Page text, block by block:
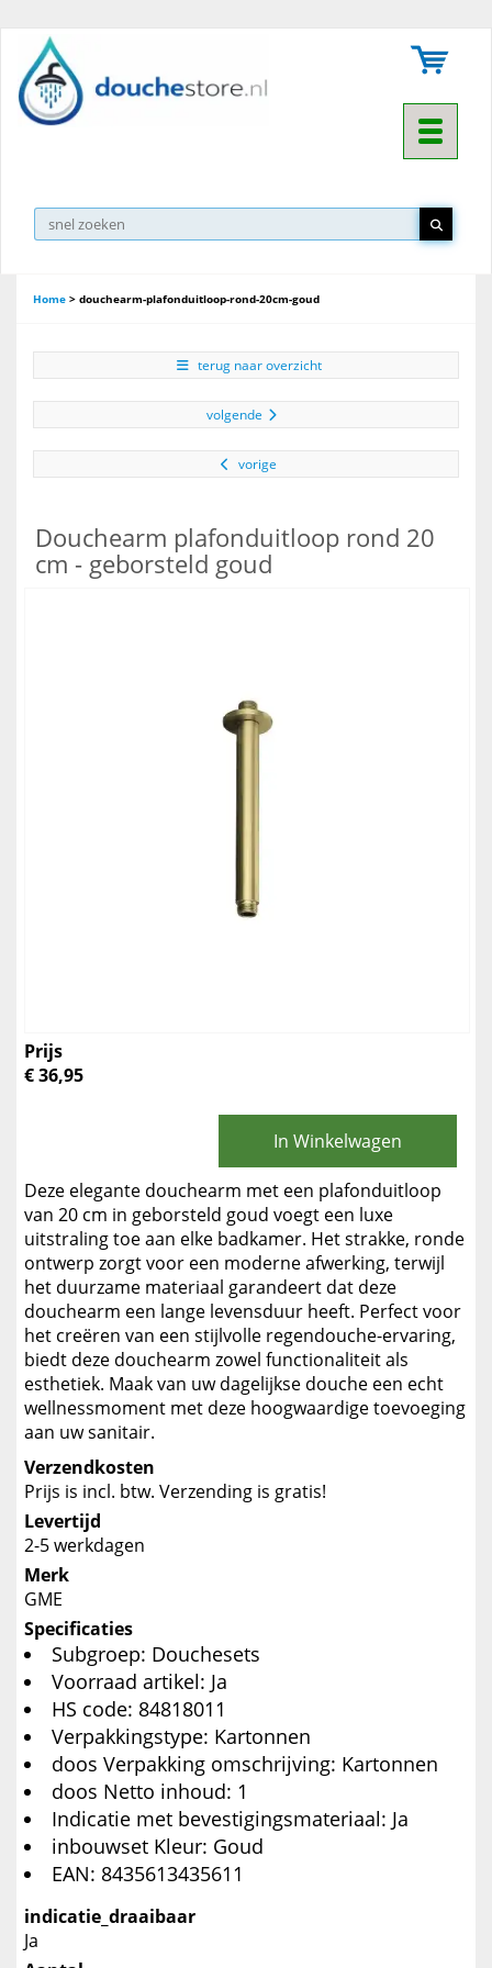
Toggle
Home > douchearm-plafonduitloop-rond-20cm-goud
terug naar overzicht
volgende
vorige
Douchearm plafonduitloop rond 20
cm - geborsteld goud
Prijs
€ 36,95
In Winkelwagen
Deze elegante douchearm met een plafonduitloop
van 20 cm in geborsteld goud voegt een luxe
uitstraling toe aan elke badkamer. Het strakke, ronde
ontwerp zorgt voor een moderne afwerking, terwijl
het duurzame materiaal garandeert dat deze
douchearm een lange levensduur heeft. Perfect voor
het creëren van een stijlvolle regendouche-ervaring,
biedt deze douchearm zowel functionaliteit als
esthetiek. Maak van uw dagelijkse douche een echt
wellnessmoment met deze hoogwaardige toevoeging
aan uw sanitair.
Verzendkosten
Prijs is incl. btw. Verzending is gratis!
Levertijd
2-5 werkdagen
Merk
GME
Specificaties
Subgroep: Douchesets
Voorraad artikel: Ja
HS code: 84818011
Verpakkingstype: Kartonnen
doos Verpakking omschrijving: Kartonnen
doos Netto inhoud: 1
Indicatie met bevestigingsmateriaal: Ja
inbouwset Kleur: Goud
EAN: 8435613435611
indicatie_draaibaar
Ja